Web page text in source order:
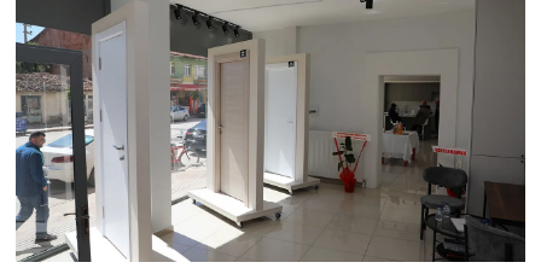
Oğuzlar Haberleri
Ortaköy Haberleri
Osmancık Haberleri
Otomotiv
Resmi İlan